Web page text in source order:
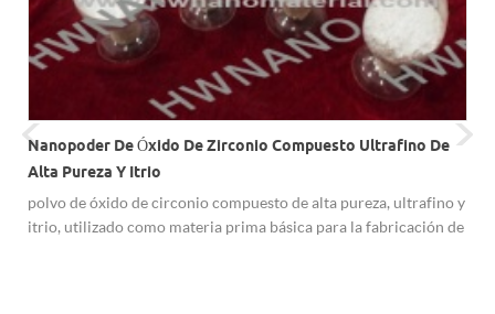
Nanopoder De Óxido De Zirconio Compuesto Ultrafino De
Alta Pureza Y Itrio
polvo de óxido de circonio compuesto de alta pureza, ultrafino y
itrio, utilizado como materia prima básica para la fabricación de